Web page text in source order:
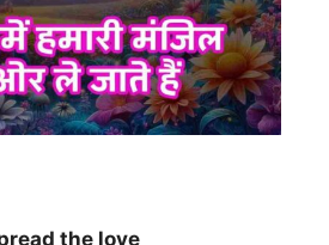
the love